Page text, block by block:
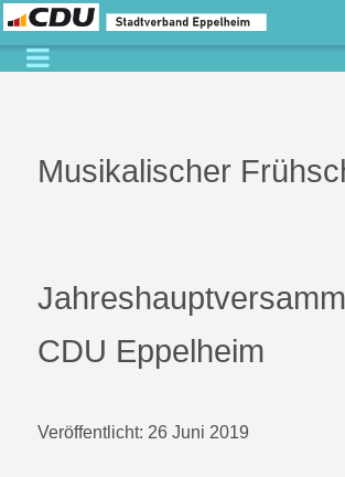
Musikalischer
CDU Eppelheim
Veröffentlicht: 26 Juni 2019